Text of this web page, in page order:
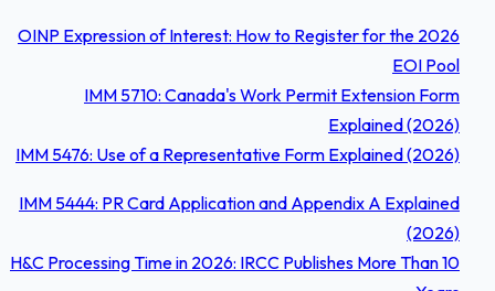
OINP Expression of Interest: How to Register for the 2026
EOI Pool
IMM 5710: Canada's Work Permit Extension Form
Explained (2026)
IMM 5476: Use of a Representative Form Explained (2026)
IMM 5444: PR Card Application and Appendix A Explained
(2026)
H&C Processing Time in 2026: IRCC Publishes More Than 10